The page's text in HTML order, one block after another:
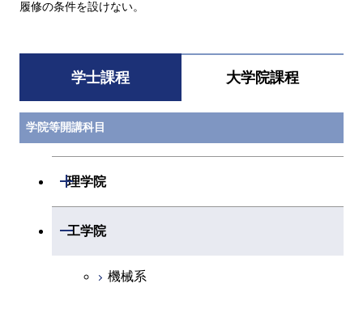
履修の条件を設けない。
学士課程 大学院課程
学院等開講科目
理学院
開閉
物理学系
工学院
開閉
機械系